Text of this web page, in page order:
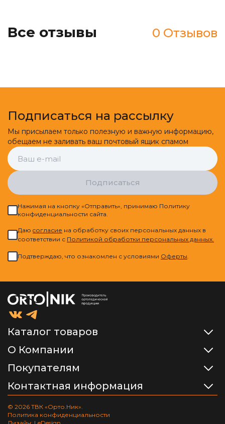
Все отзывы 0 Отзывов
Подписаться на рассылку
Мы присылаем только полезную и важную информацию,
обещаем не заливать ваш почтовый ящик спамом
Подписаться
Нажимая на кнопку «Отправить», принимаю Политику
конфиденциальности сайта.
Даю cогласие на обработку своих персональных данных в
соответствии с Политикой обработки персональных данных.
Подтверждаю, что ознакомлен с условиями Оферты.
Каталог товаров
О Компании
Покупателям
Контактная информация
© 2026 ТВК «Орто.Ник».
Политика конфиденциальности